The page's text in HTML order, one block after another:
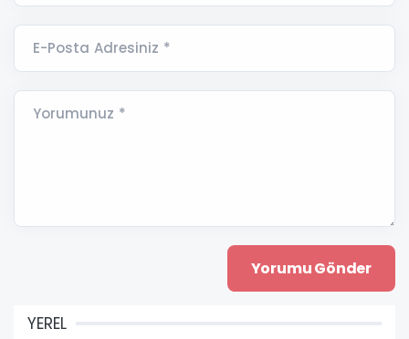
E-Posta Adresiniz *
Yorumunuz *
YEREL